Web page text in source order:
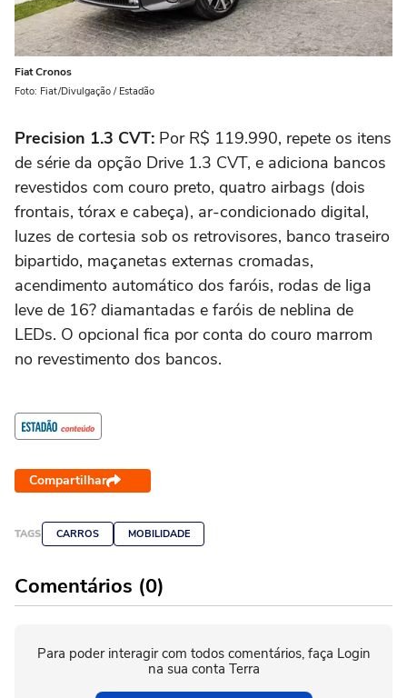
Fiat Cronos
Foto: Fiat/Divulgação / Estadão
Precision 1.3 CVT: Por R$ 119.990, repete os itens
de série da opção Drive 1.3 CVT, e adiciona bancos
revestidos com couro preto, quatro airbags (dois
frontais, tórax e cabeça), ar-condicionado digital,
luzes de cortesia sob os retrovisores, banco traseiro
bipartido, maçanetas externas cromadas,
acendimento automático dos faróis, rodas de liga
leve de 16? diamantadas e faróis de neblina de
LEDs. O opcional fica por conta do couro marrom
no revestimento dos bancos.
Compartilhar
TAGS CARROS MOBILIDADE
Comentários (0)
Para poder interagir com todos comentários, faça Login
na sua conta Terra